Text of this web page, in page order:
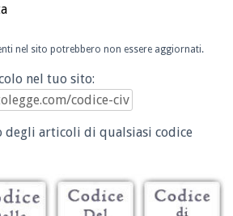
nel sito potrebbero non essere aggiornati.
nel tuo sito:
degli articoli di qualsiasi codice